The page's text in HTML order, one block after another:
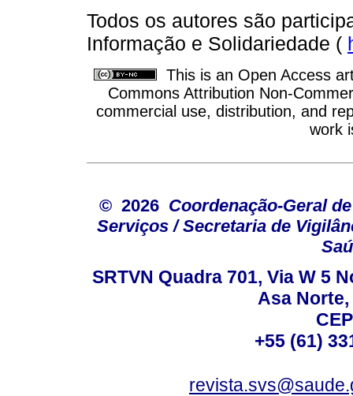
Todos os autores são
Informação e Solidariedade (
This is an Open Access
Commons Attribution Non-
commercial use, distribution, and
work
© 2026 Coordenação-Geral
Serviços / Secretaria de
SRTVN Quadra 701, Via W 5
Asa
+55 (61)